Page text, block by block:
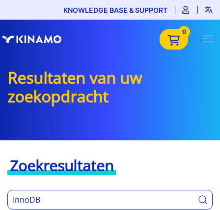
KNOWLEDGE BASE & SUPPORT
0
Resultaten van uw
zoekopdracht
Zoekresultaten